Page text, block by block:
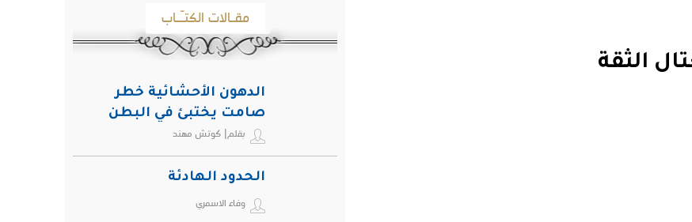
الثقة
مقـالات الكتـّـاب
الدهون الأحشائية خطر
صامت يختبئ في البطن
ويهدد صحة الإنسان
بقلم| كوتش مهند
الحدود الهادئة
وفاء الاسمري